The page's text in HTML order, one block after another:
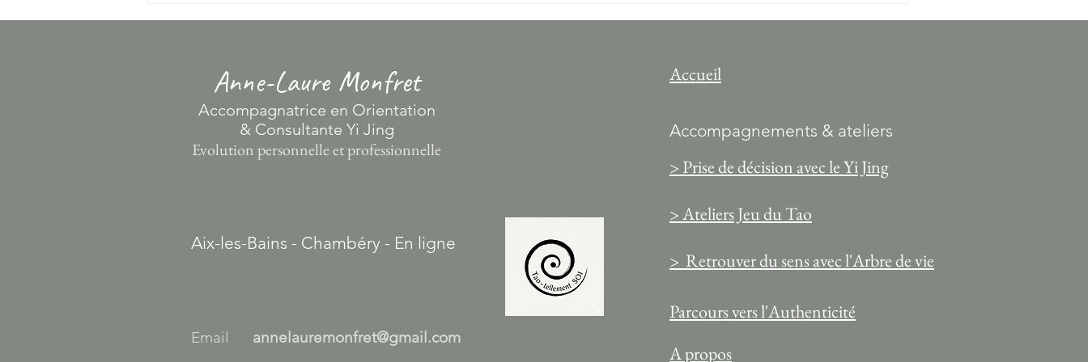
vos choix et prises de décision…
Dimanche 13 sept. à 13h
chez vous avec vos ami(e)s !
les-Bains, Dates 1er semestre 2026
Anne-Laure Monfret
​Accompagnatrice en Orientation
& Consultante Yi Jing
Evolution personnelle et professionnelle
Accueil
Accompagnements & ateliers
> Prise de décision avec le Yi Jing
> Ateliers Jeu du Tao
Aix-les-Bains - Chambéry - En ligne
> Retrouver du sens avec l'Arbre de vie
Parcours vers l'Authenticité
Email annelauremonfret@gmail.com
A propos